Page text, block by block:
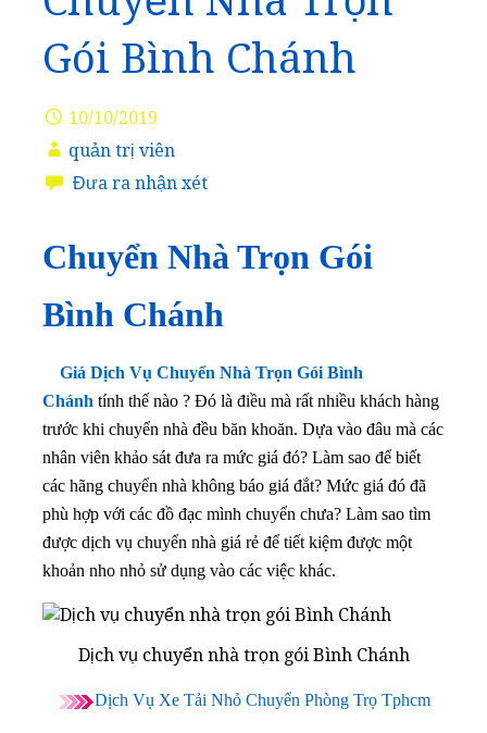
Gói Bình Chánh
10/10/2019
quản trị viên
Đưa ra nhận xét
Chuyển Nhà Trọn Gói
Bình Chánh
Giá Dịch Vụ Chuyển Nhà Trọn Gói Bình
Chánh tính thế nào ? Đó là điều mà rất nhiều khách hàng
trước khi chuyển nhà đều băn khoăn. Dựa vào đâu mà các
nhân viên khảo sát đưa ra mức giá đó? Làm sao để biết
các hãng chuyển nhà không báo giá đắt? Mức giá đó đã
phù hợp với các đồ đạc mình chuyển chưa? Làm sao tìm
được dịch vụ chuyển nhà giá rẻ để tiết kiệm được một
khoản nho nhỏ sử dụng vào các việc khác.
Dịch vụ chuyển nhà trọn gói Bình Chánh
Dịch Vụ Xe Tải Nhỏ Chuyển Phòng Trọ Tphcm